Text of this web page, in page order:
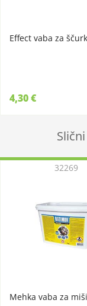
Effect vaba za
4,30 €
Mehka vaba za
32269